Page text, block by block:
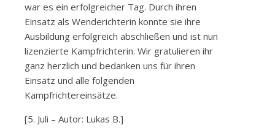
war es ein erfolgreicher Tag. Durch ihren
Einsatz als Wenderichterin konnte sie ihre
Ausbildung erfolgreich abschließen und ist nun
lizenzierte Kampfrichterin. Wir gratulieren ihr
ganz herzlich und bedanken uns für ihren
Einsatz und alle folgenden
Kampfrichtereinsätze.
[5. Juli – Autor: Lukas B.]